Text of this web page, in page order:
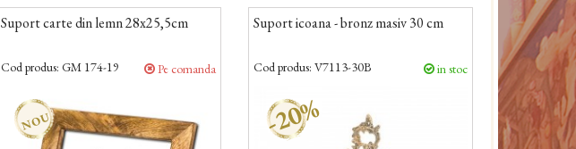
Suport carte din lemn 28x25,5cm
Cod produs: GM 174-19 Pe comanda
NOU
Suport icoana - bronz masiv 30 cm
Cod produs: V7113-30B in stoc
-20%